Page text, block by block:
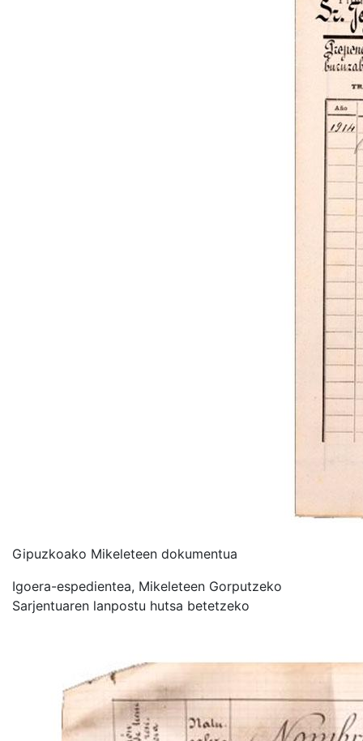
Gipuzkoako Mikeleteen dokumentua
Igoera-espedientea, Mikeleteen Gorputzeko
Sarjentuaren lanpostu hutsa betetzeko